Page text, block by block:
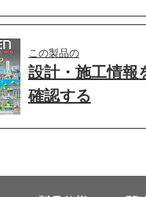
この製品の
設計・施工情報
確認する